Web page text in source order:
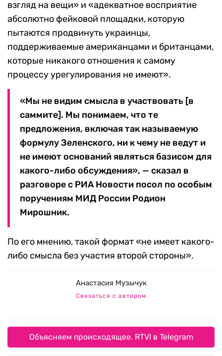
взгляд на вещи» и «адекватное восприятие
абсолютно фейковой площадки, которую
пытаются продвинуть украинцы,
поддерживаемые американцами и британцами,
которые никакого отношения к самому
процессу урегулирования не имеют».
«Мы не видим смысла в участвовать [в
саммите]. Мы понимаем, что те
предложения, включая так называемую
формулу Зеленского, ни к чему не ведут и
не имеют оснований являться базисом для
какого-либо обсуждения», — сказал в
разговоре с РИА Новости посол по особым
поручениям МИД России Родион
Мирошник.
По его мнению, такой формат «не имеет какого-
либо смысла без участия второй стороны».
Анастасия Музычук
Связаться с автором
Объясняем происходящее. RTVI в Telegram